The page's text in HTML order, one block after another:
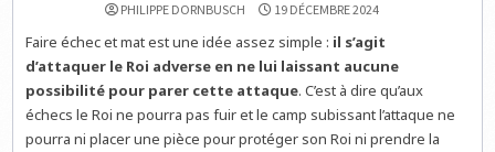
PHILIPPE DORNBUSCH 19 DÉCEMBRE 2024
Faire échec et mat est une idée assez simple : il s’agit
d’attaquer le Roi adverse en ne lui laissant aucune
possibilité pour parer cette attaque. C’est à dire qu’aux
échecs le Roi ne pourra pas fuir et le camp subissant l’attaque ne
pourra ni placer une pièce pour protéger son Roi ni prendre la